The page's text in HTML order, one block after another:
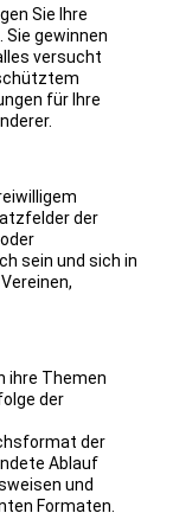
Sie Ihre
Sie gewinnen
versucht
für Ihre
der
sein und sich in
ihre Themen
der
der
Ablauf
und
Formaten.